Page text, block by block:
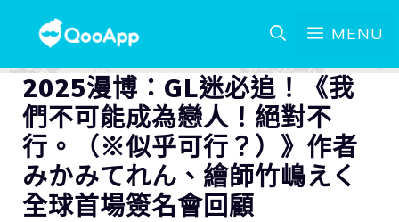
MENU
2025漫博：GL迷必追！《我
們不可能成為戀人！絕對不
行。（※似乎可行？）》作者
みかみてれん、繪師竹嶋えく
全球首場簽名會回顧